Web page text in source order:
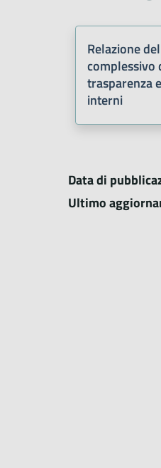
Relazione
complessivo
trasparenza
interni
Data di
Ultimo